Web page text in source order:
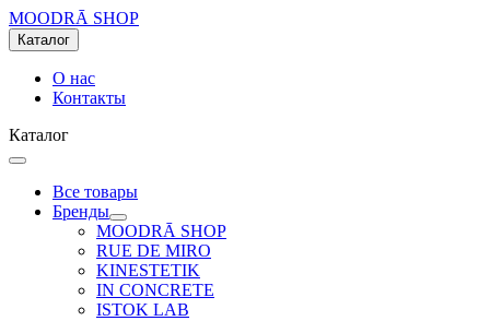
MOODRĀ SHOP
Каталог
О нас
Контакты
Каталог
Все товары
Бренды
MOODRĀ SHOP
RUE DE MIRO
KINESTETIK
IN CONCRETE
ISTOK LAB